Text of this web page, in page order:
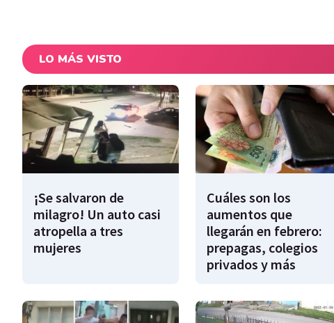
LO MÁS VISTO
¡Se salvaron de
milagro! Un auto casi
atropella a tres
mujeres
Cuáles son los
aumentos que
llegarán en febrero:
prepagas, colegios
privados y más